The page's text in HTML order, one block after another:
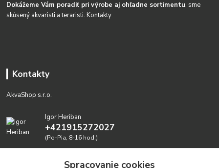
Dokážeme Vám poradiť pri výrobe aj ohľadne sortimentu, sme
skúsený akvaristi a teraristi.Kontakty
Kontakty
AkvaShop s.r.o.
Igor Heriban
+421915272027
(Po-Pia, 8-16 hod.)
Spracovanie cookies